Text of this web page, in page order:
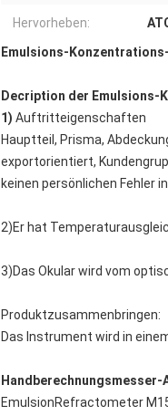
Hervorheben:
Emulsions-
Decription der
1) Auftritteigenschaften
Hauptteil, Prisma,
exportorientiert,
keinen persönlichen Fehler
2)Er hat
3)Das Okular wird vom
Produktzusammenbringen:
Das Instrument wird in
Handberechnungsmesser-
EmulsionRefractometer